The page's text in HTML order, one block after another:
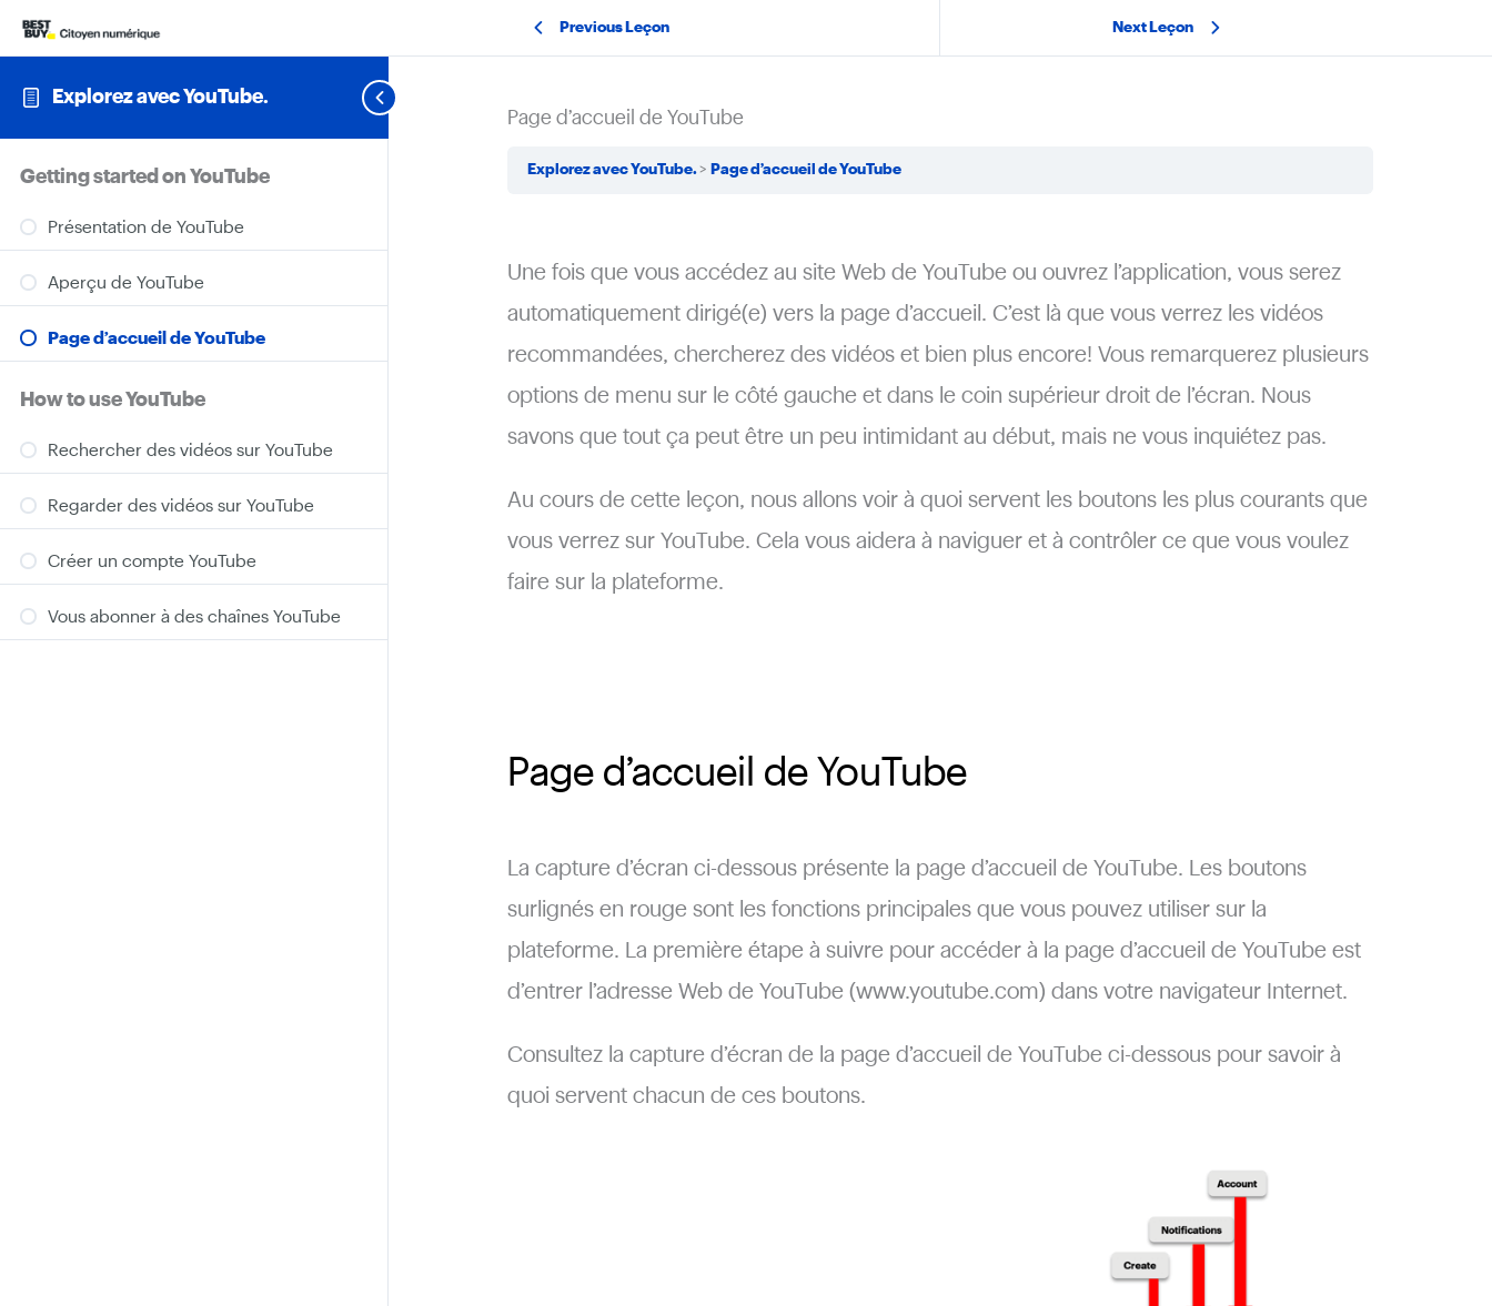
Explorez avec YouTube.
Getting started on YouTube
Présentation de YouTube
Aperçu de YouTube
Page d’accueil de YouTube
How to use YouTube
Rechercher des vidéos sur YouTube
Regarder des vidéos sur YouTube
Créer un compte YouTube
Vous abonner à des chaînes YouTube
Previous Leçon Next Leçon
Page d’accueil de YouTube
Explorez avec YouTube. Page d’accueil de YouTube
Une fois que vous accédez au site Web de YouTube ou ouvrez l’application, vous serez
automatiquement dirigé(e) vers la page d’accueil. C’est là que vous verrez les vidéos
recommandées, chercherez des vidéos et bien plus encore! Vous remarquerez plusieurs
options de menu sur le côté gauche et dans le coin supérieur droit de l’écran. Nous
savons que tout ça peut être un peu intimidant au début, mais ne vous inquiétez pas.
Au cours de cette leçon, nous allons voir à quoi servent les boutons les plus courants que
vous verrez sur YouTube. Cela vous aidera à naviguer et à contrôler ce que vous voulez
faire sur la plateforme.
Page d’accueil de YouTube
La capture d’écran ci-dessous présente la page d’accueil de YouTube. Les boutons
surlignés en rouge sont les fonctions principales que vous pouvez utiliser sur la
plateforme. La première étape à suivre pour accéder à la page d’accueil de YouTube est
d’entrer l’adresse Web de YouTube (www.youtube.com) dans votre navigateur Internet.
Consultez la capture d’écran de la page d’accueil de YouTube ci-dessous pour savoir à
quoi servent chacun de ces boutons.